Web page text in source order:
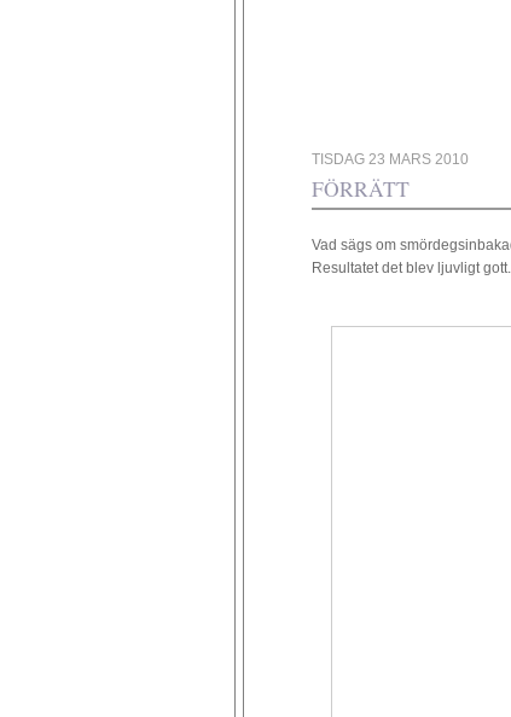
Södergården 34 -
TISDAG 23 MARS 2010
FÖRRÄTT
Vad sägs om
Resultatet det blev ljuvligt